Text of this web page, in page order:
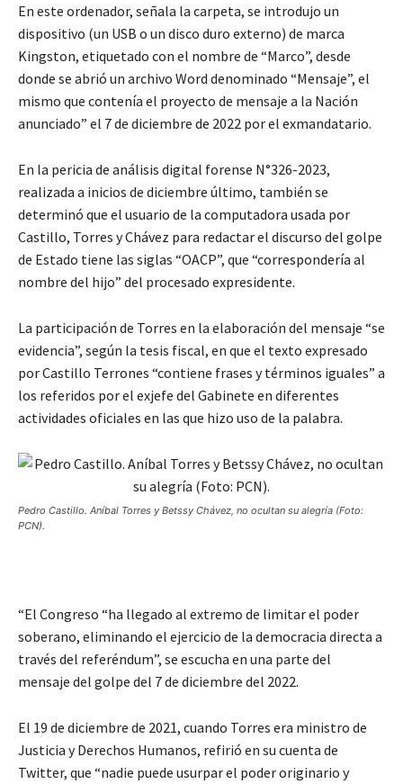
En este ordenador, señala la carpeta, se introdujo un
dispositivo (un USB o un disco duro externo) de marca
Kingston, etiquetado con el nombre de “Marco”, desde
donde se abrió un archivo Word denominado “Mensaje”, el
mismo que contenía el proyecto de mensaje a la Nación
anunciado” el 7 de diciembre de 2022 por el exmandatario.
En la pericia de análisis digital forense N°326-2023,
realizada a inicios de diciembre último, también se
determinó que el usuario de la computadora usada por
Castillo, Torres y Chávez para redactar el discurso del golpe
de Estado tiene las siglas “OACP”, que “correspondería al
nombre del hijo” del procesado expresidente.
La participación de Torres en la elaboración del mensaje “se
evidencia”, según la tesis fiscal, en que el texto expresado
por Castillo Terrones “contiene frases y términos iguales” a
los referidos por el exjefe del Gabinete en diferentes
actividades oficiales en las que hizo uso de la palabra.
Pedro Castillo. Aníbal Torres y Betssy Chávez, no ocultan su alegría (Foto:
PCN).
“El Congreso “ha llegado al extremo de limitar el poder
soberano, eliminando el ejercicio de la democracia directa a
través del referéndum”, se escucha en una parte del
mensaje del golpe del 7 de diciembre del 2022.
El 19 de diciembre de 2021, cuando Torres era ministro de
Justicia y Derechos Humanos, refirió en su cuenta de
Twitter, que “nadie puede usurpar el poder originario y